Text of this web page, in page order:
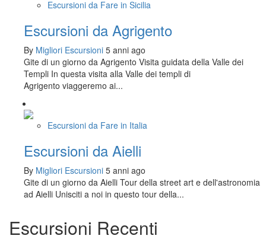
Escursioni da Fare in Sicilia
Escursioni da Agrigento
By Migliori Escursioni 5 anni ago
Gite di un giorno da Agrigento Visita guidata della Valle dei
Templi In questa visita alla Valle dei templi di
Agrigento viaggeremo ai...
Escursioni da Fare in Italia
Escursioni da Aielli
By Migliori Escursioni 5 anni ago
Gite di un giorno da Aielli Tour della street art e dell'astronomia
ad Aielli Unisciti a noi in questo tour della...
Escursioni Recenti